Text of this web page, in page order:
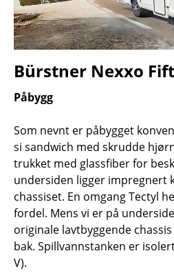
Bürstner Nexxo
Påbygg
Som nevnt er påbygget
si sandwich med skrudde
trukket med glassfiber for
undersiden ligger impregnert
chassiset. En omgang Tectyl
fordel. Mens vi er på
originale lavtbyggende
bak. Spillvannstanken er
V).